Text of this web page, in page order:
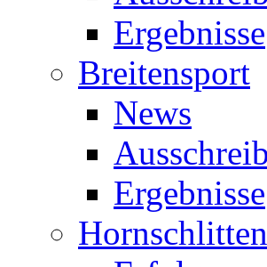
Ergebnisse
Breitensport
News
Ergebnisse
Hornschlitten